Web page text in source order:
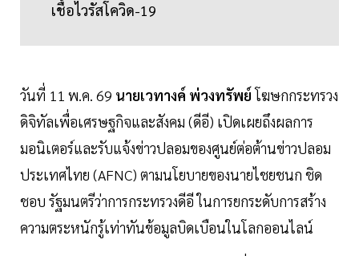
เชื้อไวรัสโควิด-19
วันที่ 11 พ.ค. 69 นายเวทางค์ พ่วงทรัพย์โฆษกกระทรวง
ดิจิทัลเพื่อเศรษฐกิจและสังคม (ดีอี) เปิดเผยถึงผลการ
มอนิเตอร์และรับแจ้งข่าวปลอมของศูนย์ต่อต้านข่าวปลอม
ประเทศไทย (AFNC) ตามนโยบายของนายไชยชนก ชิด
ชอบ รัฐมนตรีว่าการกระทรวงดีอี ในการยกระดับการสร้าง
ความตระหนักรู้เท่าทันข้อมูลบิดเบือนในโลกออนไลน์